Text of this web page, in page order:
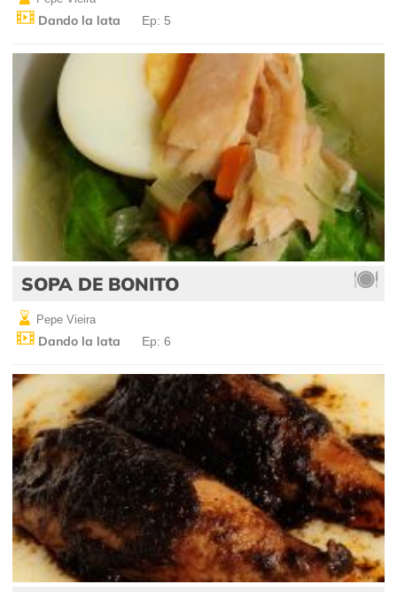
Dando la lata Ep: 5
SOPA DE BONITO
Pepe Vieira
Dando la lata Ep: 6